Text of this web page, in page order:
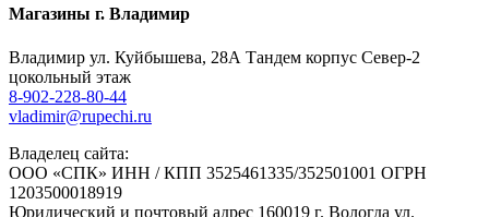
Магазины г. Владимир
Владимир ул. Куйбышева, 28А Тандем корпус Север-2
цокольный этаж
8-902-228-80-44
vladimir@rupechi.ru
Владелец сайта:
ООО «СПК» ИНН / КПП 3525461335/352501001 ОГРН
1203500018919
Юридический и почтовый адрес 160019 г. Вологда ул.